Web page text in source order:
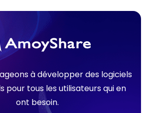
à développer des logiciels
pour tous les utilisateurs qui en
ont besoin.